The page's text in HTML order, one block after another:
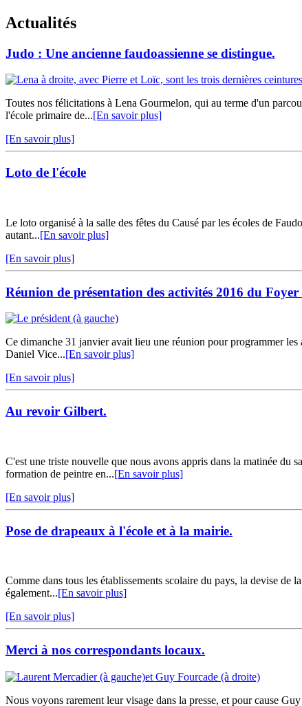
Actualités
Judo : Une ancienne faudoassienne se distingue.
Toutes nos félicitations à Lena Gourmelon, qui au terme d'un
l'école primaire de...[En savoir plus]
[En savoir plus]
Loto de l'école
Le loto organisé à la salle des fêtes du Causé par les écoles de
autant...[En savoir plus]
[En savoir plus]
Réunion de présentation des activités 2016 du
Ce dimanche 31 janvier avait lieu une réunion pour programmer
Daniel Vice...[En savoir plus]
[En savoir plus]
Au revoir Gilbert.
C'est une triste nouvelle que nous avons appris dans la matinée du
formation de peintre en...[En savoir plus]
[En savoir plus]
Pose de drapeaux à l'école et à la mairie.
Comme dans tous les établissements scolaire du pays, la devise
également...[En savoir plus]
[En savoir plus]
Merci à nos correspondants locaux.
Nous voyons rarement leur visage dans la presse, et pour cause